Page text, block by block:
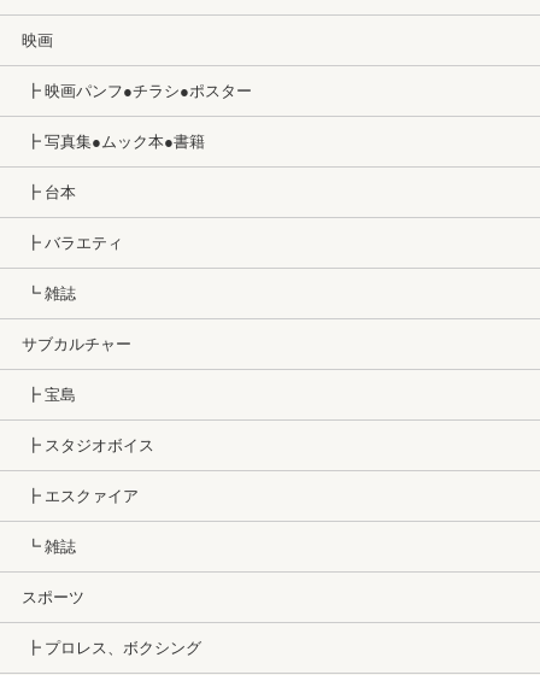
映画
┣ 映画パンフ●チラシ●ポスター
┣ 写真集●ムック本●書籍
┣ 台本
┣ バラエティ
┗ 雑誌
サブカルチャー
┣ 宝島
┣ スタジオボイス
┣ エスクァイア
┗ 雑誌
スポーツ
┣ プロレス、ボクシング